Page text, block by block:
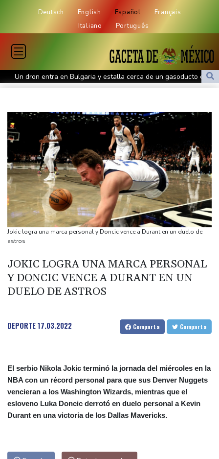
Deutsch English Español
Français
Italiano
Português
Un dron entra en Bulgaria y estalla cerca de un gasoducto en la
frontera con Rumania
Comienza la vendimia en la región francesa de Borgoña, un
nuevo récord de precocidad
Exabogado de Trump confirmado como fiscal general de EEUU
Las dificultades en Cisjordania impulsan el éxodo de los
cristianos palestinos
Londres rescata del olvido el exilio inglés de Zweig, el escritor
huido de los nazis
Nocturna y cafetera, la nueva especie de rana descubierta en
Costa Rica
De la Espriella: un showman pro-Trump es el nuevo presidente
Ataques de rebeldes hutíes dejan 10 muertos en región
petrolera de Yemen
España impone controles fronterizos a Italia en medio de crisis
Jokic logra una marca personal y Doncic vence a Durant en un duelo de
astros
JOKIC LOGRA UNA MARCA PERSONAL
Y DONCIC VENCE A DURANT EN UN
DUELO DE ASTROS
DEPORTE17.03.2022 Comparta Comparta
El serbio Nikola Jokic terminó la jornada del miércoles en la
NBA con un récord personal para que sus Denver Nuggets
vencieran a los Washington Wizards, mientras que el
esloveno Luka Doncic derrotó en duelo personal a Kevin
Durant en una victoria de los Dallas Mavericks.